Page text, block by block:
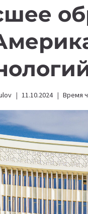
11.10.2024 Время